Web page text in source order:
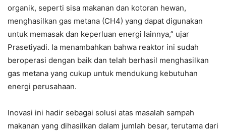
organik, seperti sisa makanan dan kotoran hewan,
menghasilkan gas metana (CH4) yang dapat digunakan
untuk memasak dan keperluan energi lainnya,” ujar
Prasetiyadi. Ia menambahkan bahwa reaktor ini sudah
beroperasi dengan baik dan telah berhasil menghasilkan
gas metana yang cukup untuk mendukung kebutuhan
energi perusahaan.
Inovasi ini hadir sebagai solusi atas masalah sampah
makanan yang dihasilkan dalam jumlah besar, terutama dari